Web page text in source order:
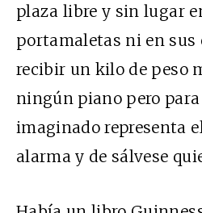
plaza libre y sin lugar
portamaletas ni en sus
recibir un kilo de peso
ningún piano pero
imaginado representa
alarma y de sálvese